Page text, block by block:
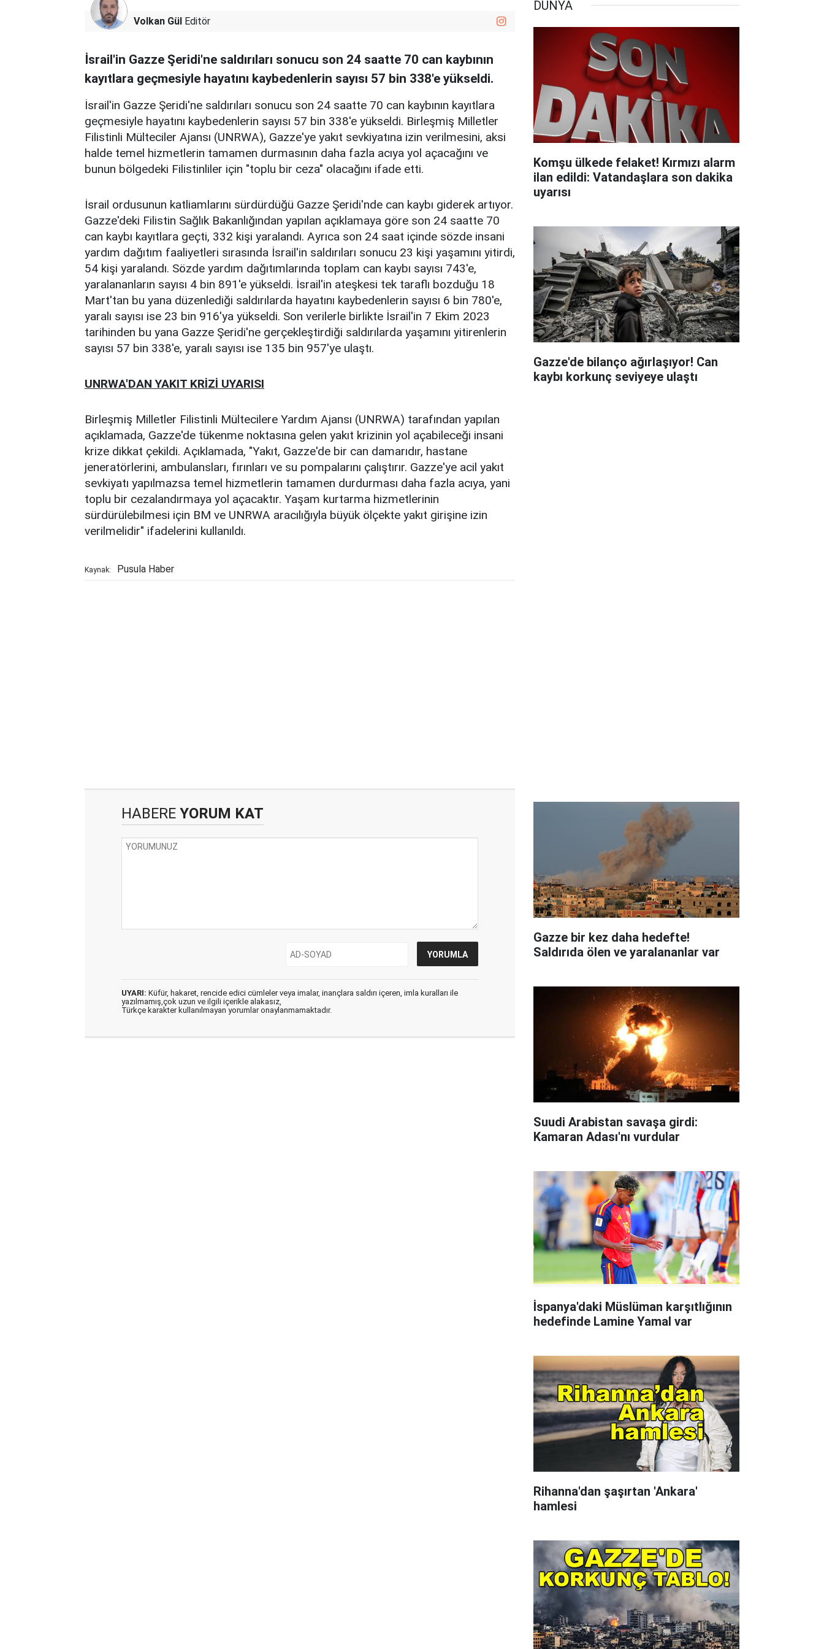
Volkan Gül Editör
İsrail'in Gazze Şeridi'ne saldırıları sonucu son 24 saatte 70 can kaybının
kayıtlara geçmesiyle hayatını kaybedenlerin sayısı 57 bin 338'e yükseldi.
İsrail'in Gazze Şeridi'ne saldırıları sonucu son 24 saatte 70 can kaybının kayıtlara
geçmesiyle hayatını kaybedenlerin sayısı 57 bin 338'e yükseldi. Birleşmiş Milletler
Filistinli Mülteciler Ajansı (UNRWA), Gazze'ye yakıt sevkiyatına izin verilmesini, aksi
halde temel hizmetlerin tamamen durmasının daha fazla acıya yol açacağını ve
bunun bölgedeki Filistinliler için "toplu bir ceza" olacağını ifade etti.
İsrail ordusunun katliamlarını sürdürdüğü Gazze Şeridi'nde can kaybı giderek artıyor.
Gazze'deki Filistin Sağlık Bakanlığından yapılan açıklamaya göre son 24 saatte 70
can kaybı kayıtlara geçti, 332 kişi yaralandı. Ayrıca son 24 saat içinde sözde insani
yardım dağıtım faaliyetleri sırasında İsrail'in saldırıları sonucu 23 kişi yaşamını yitirdi,
54 kişi yaralandı. Sözde yardım dağıtımlarında toplam can kaybı sayısı 743'e,
yaralananların sayısı 4 bin 891'e yükseldi. İsrail'in ateşkesi tek taraflı bozduğu 18
Mart'tan bu yana düzenlediği saldırılarda hayatını kaybedenlerin sayısı 6 bin 780'e,
yaralı sayısı ise 23 bin 916'ya yükseldi. Son verilerle birlikte İsrail'in 7 Ekim 2023
tarihinden bu yana Gazze Şeridi'ne gerçekleştirdiği saldırılarda yaşamını yitirenlerin
sayısı 57 bin 338'e, yaralı sayısı ise 135 bin 957'ye ulaştı.
UNRWA'DAN YAKIT KRİZİ UYARISI
Birleşmiş Milletler Filistinli Mültecilere Yardım Ajansı (UNRWA) tarafından yapılan
açıklamada, Gazze'de tükenme noktasına gelen yakıt krizinin yol açabileceği insani
krize dikkat çekildi. Açıklamada, "Yakıt, Gazze'de bir can damarıdır, hastane
jeneratörlerini, ambulansları, fırınları ve su pompalarını çalıştırır. Gazze'ye acil yakıt
sevkiyatı yapılmazsa temel hizmetlerin tamamen durdurması daha fazla acıya, yani
toplu bir cezalandırmaya yol açacaktır. Yaşam kurtarma hizmetlerinin
sürdürülebilmesi için BM ve UNRWA aracılığıyla büyük ölçekte yakıt girişine izin
verilmelidir" ifadelerini kullanıldı.
Kaynak: Pusula Haber
HABERE YORUM KAT
UYARI: Küfür, hakaret, rencide edici cümleler veya imalar, inançlara saldırı içeren, imla kuralları ile
yazılmamış,çok uzun ve ilgili içerikle alakasız,
Türkçe karakter kullanılmayan yorumlar onaylanmamaktadır.
DÜNYA
Komşu ülkede felaket! Kırmızı alarm
ilan edildi: Vatandaşlara son dakika
uyarısı
Gazze'de bilanço ağırlaşıyor! Can
kaybı korkunç seviyeye ulaştı
Gazze bir kez daha hedefte!
Saldırıda ölen ve yaralananlar var
Suudi Arabistan savaşa girdi:
Kamaran Adası'nı vurdular
İspanya'daki Müslüman karşıtlığının
hedefinde Lamine Yamal var
Rihanna'dan şaşırtan 'Ankara'
hamlesi